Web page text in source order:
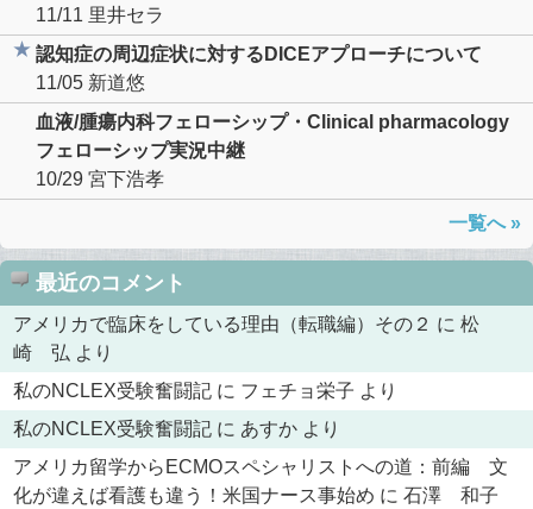
11/11 里井セラ
認知症の周辺症状に対するDICEアプローチについて
11/05 新道悠
血液/腫瘍内科フェローシップ・Clinical pharmacology
フェローシップ実況中継
10/29 宮下浩孝
一覧へ »
最近のコメント
アメリカで臨床をしている理由（転職編）その２ に 松
崎 弘 より
私のNCLEX受験奮闘記 に フェチョ栄子 より
私のNCLEX受験奮闘記 に あすか より
アメリカ留学からECMOスペシャリストへの道：前編 文
化が違えば看護も違う！米国ナース事始め に 石澤 和子